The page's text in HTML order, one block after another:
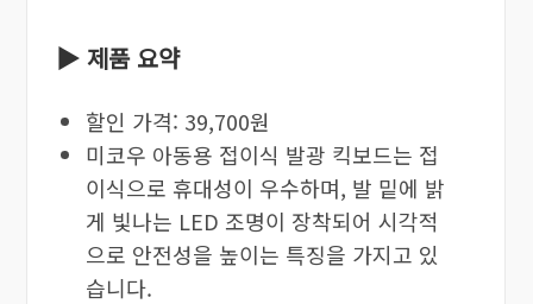
▶ 제품 요약
할인 가격: 39,700원
미코우 아동용 접이식 발광 킥보드는 접
이식으로 휴대성이 우수하며, 발 밑에 밝
게 빛나는 LED 조명이 장착되어 시각적
으로 안전성을 높이는 특징을 가지고 있
습니다.